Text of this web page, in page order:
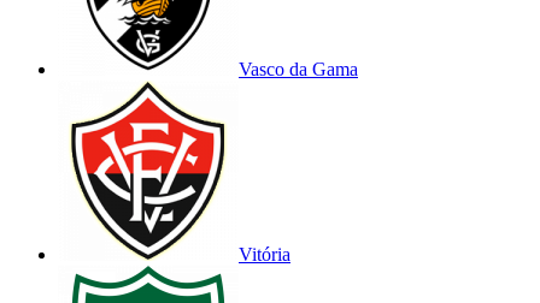
Vasco da Gama
Vitória